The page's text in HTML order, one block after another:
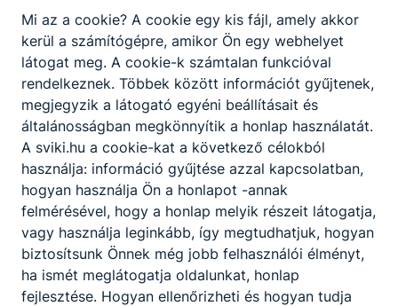
Partnereink
Mi az a cookie? A cookie egy kis fájl, amely akkor
kerül a számítógépre, amikor Ön egy webhelyet
látogat meg. A cookie-k számtalan funkcióval
rendelkeznek. Többek között információt gyűjtenek,
megjegyzik a látogató egyéni beállításait és
általánosságban megkönnyítik a honlap használatát.
A sviki.hu a cookie-kat a következő célokból
használja: információ gyűjtése azzal kapcsolatban,
hogyan használja Ön a honlapot -annak
felmérésével, hogy a honlap melyik részeit látogatja,
vagy használja leginkább, így megtudhatjuk, hogyan
biztosítsunk Önnek még jobb felhasználói élményt,
ha ismét meglátogatja oldalunkat, honlap
fejlesztése. Hogyan ellenőrizheti és hogyan tudja